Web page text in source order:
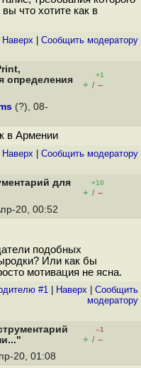
что хотите как в
Наверх Cообщить модератору
определения
+1
+ / –
(?), 08-
в Армении
Наверх Cообщить модератору
для
+10
+ / –
20, 00:52
подобных
Или как бы
мотивация не ясна.
#1 Наверх
Cообщить
модератору
–1
+ / –
20, 01:08